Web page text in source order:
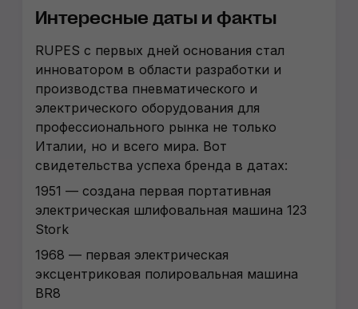
Интересные даты и факты
RUPES с первых дней основания стал
инноватором в области разработки и
производства пневматического и
электрического оборудования для
профессионального рынка не только
Италии, но и всего мира. Вот
свидетельства успеха бренда в датах:
1951 — создана первая портативная
электрическая шлифовальная машина 123
Stork
1968 — первая электрическая
эксцентриковая полировальная машина
ВR8